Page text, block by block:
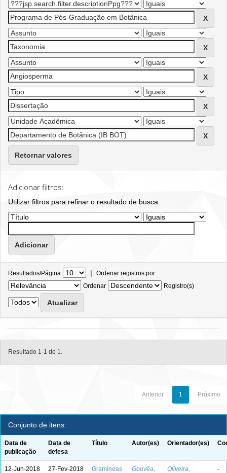
Retornar valores
Adicionar filtros:
Utilizar filtros para refinar o resultado de busca.
Resultados/Página | Ordenar registros por
Ordenar
Registro(s)
Resultado 1-1 de 1.
Anterior 1 Próximo
Conjunto de itens:
Data de
publicação
Data de
defesa
Título Autor(es) Orientador(es)
12-Jun-2018 27-Fev-2018
Gramíneas
Gouvêa,
Oliveira,
-